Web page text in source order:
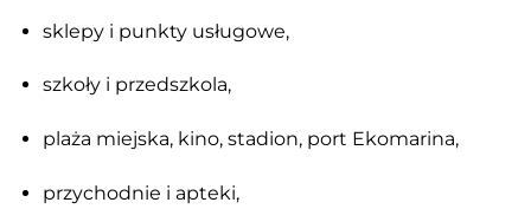
sklepy i punkty usługowe,
szkoły i przedszkola,
plaża miejska, kino, stadion, port Ekomarina,
przychodnie i apteki,